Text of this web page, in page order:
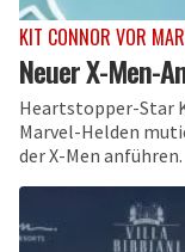
KIT CONNOR VOR
Neuer X-Men-
Heartstopper-Star
Marvel-Helden
der X-Men anführen.